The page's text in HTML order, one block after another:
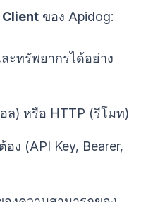
Client ของ Apidog:
ะทรัพยากรได้อย่าง
ล) หรือ HTTP (รีโมท)
ง (API Key, Bearer,